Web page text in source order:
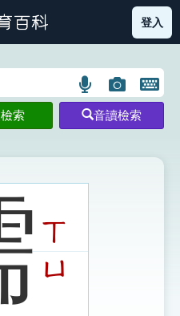
示 部首索引表圖示
登入
語
言
搜
示
圖
片
搜
開
鍵
圖
索 音讀檢索
ㄒ
ㄩ